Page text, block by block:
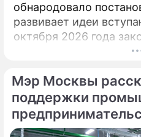
обнародовало
развивает идеи
октября 2026 года
вопросах
центра при
Беленький
значат для индустрии
работу самозанятых.
Мэр Москвы
поддержки